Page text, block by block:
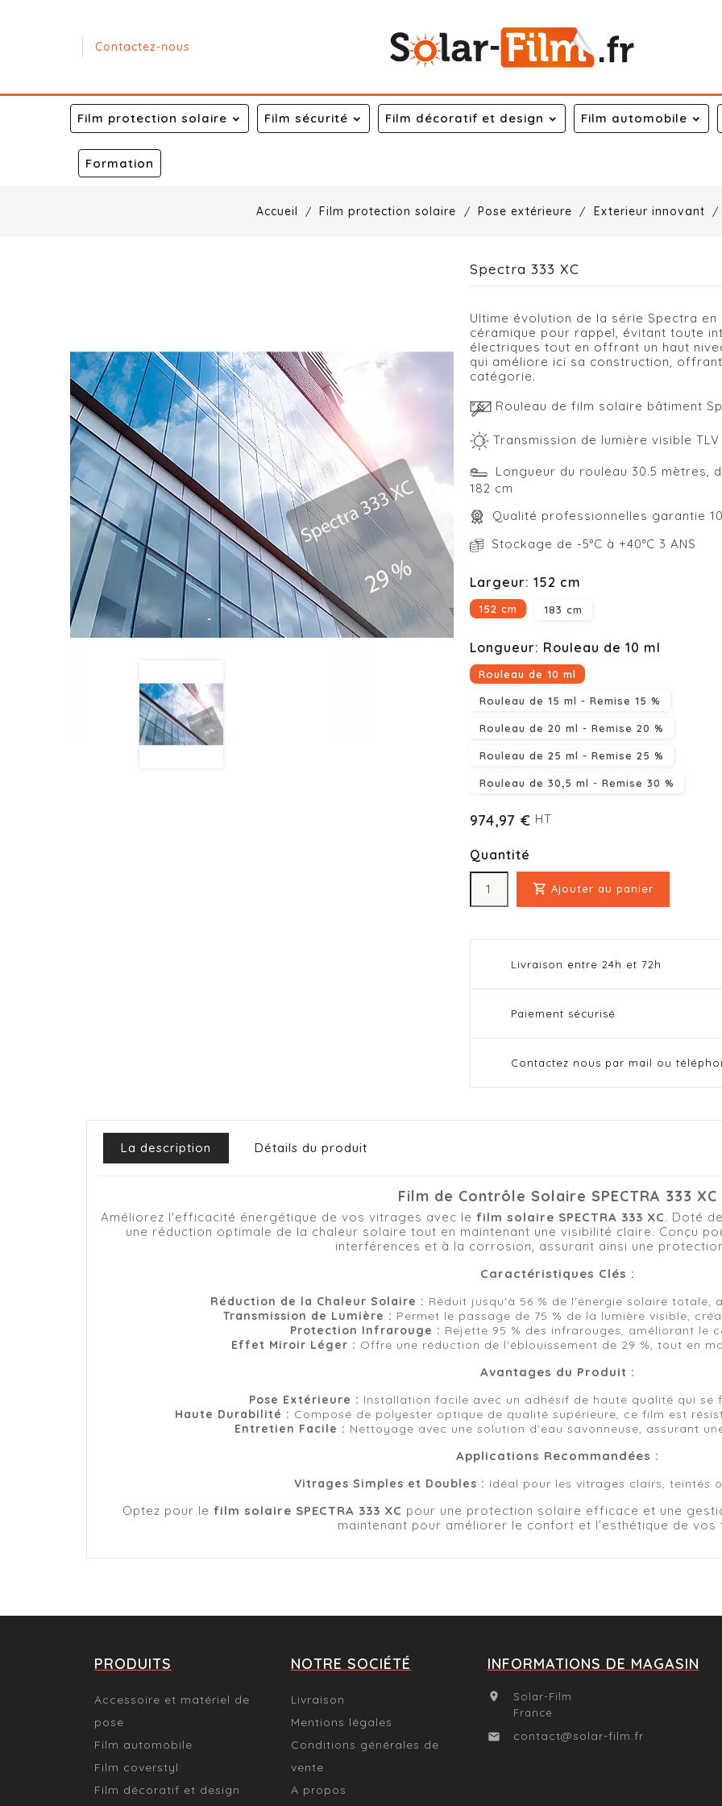
Contactez-nous
Film protection solaire Film sécurité Film décoratif et design Film automobile
Formation
Accueil Film protection solaire Pose extérieure Exterieur innovant
Spectra 333 XC
Ultime évolution de la série Spectra
céramique pour rappel, évitant toute
électriques tout en offrant un haut
qui améliore ici sa construction,
catégorie.
Rouleau de film solaire bâtiment
Transmission de lumière visible TLV
Longueur du rouleau 30.5 mètres,
182 cm
Qualité professionnelles garantie
Stockage de -5°C à +40°C 3 ANS
Largeur: 152 cm
152 cm 183 cm
Longueur: Rouleau de 10 ml
Rouleau de 10 ml
Rouleau de 15 ml - Remise 15 %
Rouleau de 20 ml - Remise 20 %
Rouleau de 25 ml - Remise 25 %
Rouleau de 30,5 ml - Remise 30 %
974,97 € HT
Quantité
 Ajouter au panier
Livraison entre 24h et 72h
Paiement sécurisé
Contactez nous par mail ou
La description Détails du produit
Film de Contrôle Solaire SPECTRA 333 XC
Améliorez l'efficacité énergétique de vos vitrages avec le film solaire SPECTRA 333 XC. Doté
une réduction optimale de la chaleur solaire tout en maintenant une visibilité claire. Conçu
interférences et à la corrosion, assurant ainsi une
Caractéristiques Clés :
Réduction de la Chaleur Solaire : Réduit jusqu'à 56 % de l'énergie solaire totale,
Transmission de Lumière : Permet le passage de 75 % de la lumière visible,
Protection Infrarouge : Rejette 95 % des infrarouges, améliorant le
Effet Miroir Léger : Offre une réduction de l'éblouissement de 29 %, tout en
Avantages du Produit :
Pose Extérieure : Installation facile avec un adhésif de haute qualité qui se
Haute Durabilité : Composé de polyester optique de qualité supérieure, ce film est
Entretien Facile : Nettoyage avec une solution d'eau savonneuse, assurant
Applications Recommandées :
Vitrages Simples et Doubles : Idéal pour les vitrages clairs, teintés
Optez pour le film solaire SPECTRA 333 XC pour une protection solaire efficace et une
maintenant pour améliorer le confort et l'esthétique de vos
PRODUITS
Accessoire et matériel de
pose
Film automobile
Film coverstyl
Film décoratif et design
NOTRE SOCIÉTÉ
Livraison
Mentions légales
Conditions générales de
vente
A propos
INFORMATIONS DE MAGASIN

Solar-Film
France

contact@solar-film.fr